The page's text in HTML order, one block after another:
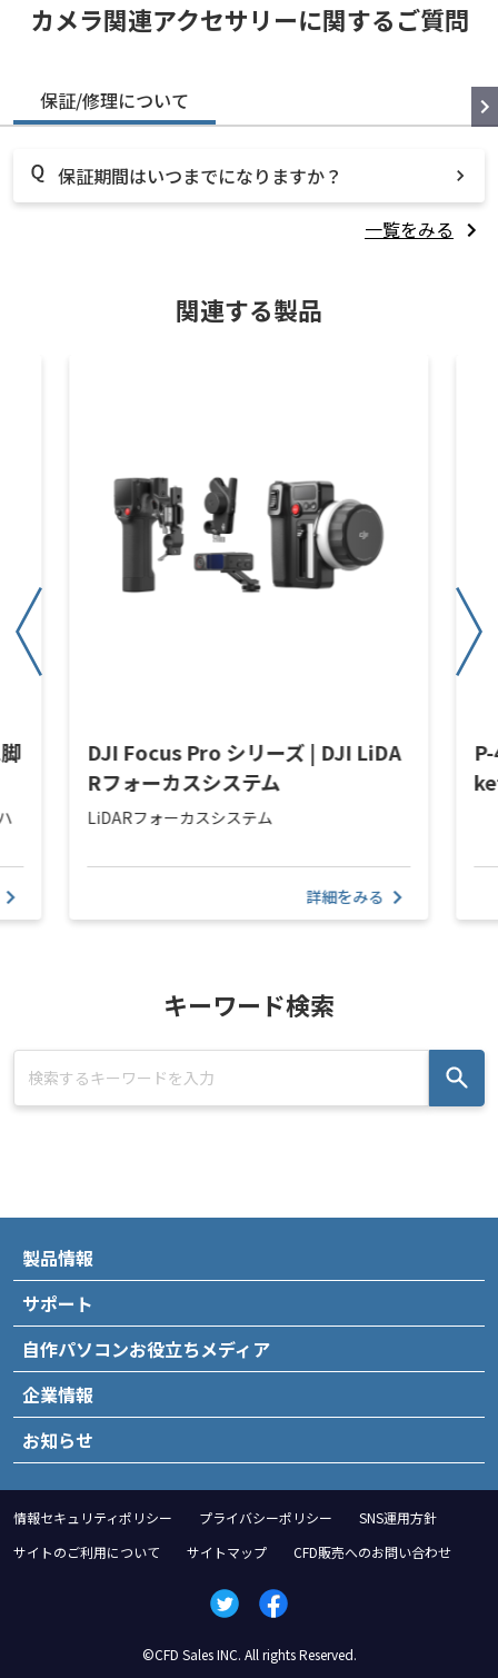
カメラ関連アクセサリーに関するご質問
保証/修理について
保証期間はいつまでになりますか？
一覧をみる
関連する製品
DJI Focus Pro シリーズ | DJI LiDA
Rフォーカスシステム
LiDARフォーカスシステム
詳細をみる
キーワード検索
製品情報
サポート
自作パソコンお役立ちメディア
企業情報
お知らせ
情報セキュリティポリシー プライバシーポリシー
SNS運用方針
サイトのご利用について
サイトマップ CFD販売へのお問い合わせ
©CFD Sales INC. All rights Reserved.